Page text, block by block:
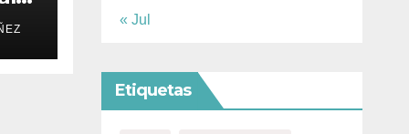
« Jul
Etiquetas